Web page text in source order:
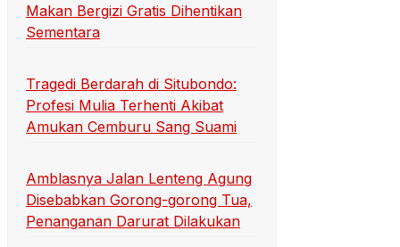
Makan Bergizi Gratis Dihentikan
Sementara
Tragedi Berdarah di Situbondo:
Profesi Mulia Terhenti Akibat
Amukan Cemburu Sang Suami
Amblasnya Jalan Lenteng Agung
Disebabkan Gorong-gorong Tua,
Penanganan Darurat Dilakukan